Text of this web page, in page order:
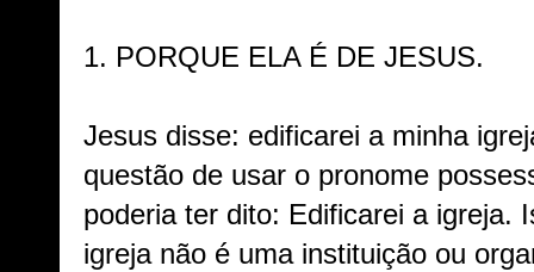
1. PORQUE ELA É DE JESUS.
Jesus disse: edificarei a minha
questão de usar o pronome
poderia ter dito: Edificarei a igreja.
igreja não é uma instituição ou